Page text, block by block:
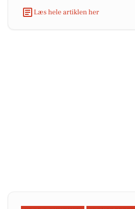
Læs hele artiklen her